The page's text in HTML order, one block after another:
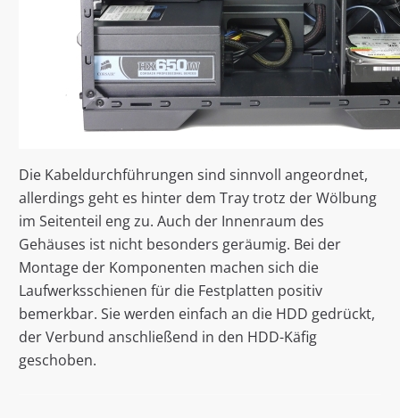
Die Kabeldurchführungen sind sinnvoll angeordnet,
allerdings geht es hinter dem Tray trotz der Wölbung
im Seitenteil eng zu. Auch der Innenraum des
Gehäuses ist nicht besonders geräumig. Bei der
Montage der Komponenten machen sich die
Laufwerksschienen für die Festplatten positiv
bemerkbar. Sie werden einfach an die HDD gedrückt,
der Verbund anschließend in den HDD-Käfig
geschoben.